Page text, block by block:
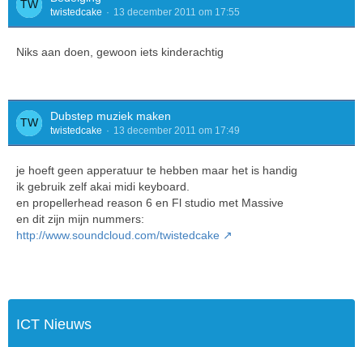
twistedcake 13 december 2011 om 17:55
Niks aan doen, gewoon iets kinderachtig
Dubstep muziek maken
twistedcake 13 december 2011 om 17:49
je hoeft geen apperatuur te hebben maar het is handig
ik gebruik zelf akai midi keyboard.
en propellerhead reason 6 en Fl studio met Massive
en dit zijn mijn nummers:
http://www.soundcloud.com/twistedcake
ICT Nieuws